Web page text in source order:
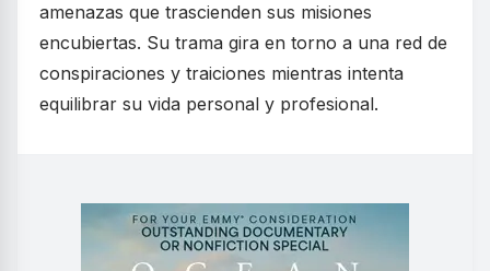
amenazas que trascienden sus misiones
encubiertas. Su trama gira en torno a una red de
conspiraciones y traiciones mientras intenta
equilibrar su vida personal y profesional.